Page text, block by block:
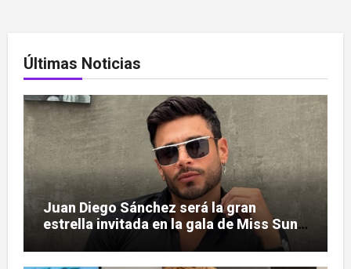
Últimas Noticias
Juan Diego Sánchez será la gran
estrella invitada en la gala de Miss Sun